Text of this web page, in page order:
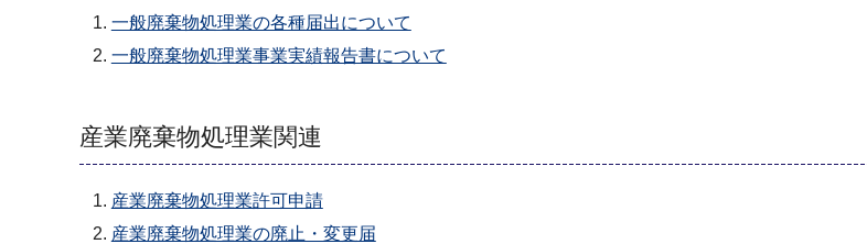
一般廃棄物処理業の各種届出について
一般廃棄物処理業事業実績報告書について
産業廃棄物処理業関連
産業廃棄物処理業許可申請
産業廃棄物処理業の廃止・変更届